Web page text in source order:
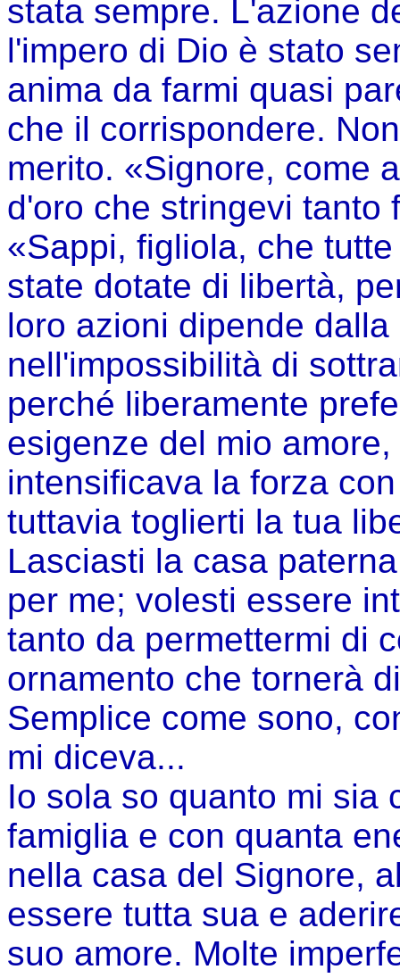
stata sempre. L'azione
l'impero di Dio è stato
anima da farmi quasi
che il corrispondere.
merito. «Signore, come
d'oro che stringevi tanto
«Sappi, figliola, che
state dotate di libertà,
loro azioni dipende
nell'impossibilità di
perché liberamente
esigenze del mio
intensificava la forza
tuttavia toglierti la tua
Lasciasti la casa
per me; volesti essere
tanto da permettermi di
ornamento che tornerà
Semplice come sono,
mi diceva...
Io sola so quanto mi sia
famiglia e con quanta
nella casa del Signore,
essere tutta sua e
suo amore. Molte